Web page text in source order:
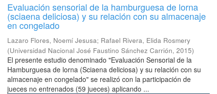
Evaluación sensorial de la hamburguesa de lorna
(sciaena deliciosa) y su relación con su almacenaje
en congelado
Lazaro Flores, Noemí Jesusa; Rafael Rivera, Elida Rosmery
(Universidad Nacional José Faustino Sánchez Carrión, 2015)
El presente estudio denominado "Evaluación Sensorial de la
Hamburguesa de lorna (Sciaena deliciosa) y su relación con su
almacenaje en congelado" se realizó con la participación de
jueces no entrenados (59 jueces) aplicando ...